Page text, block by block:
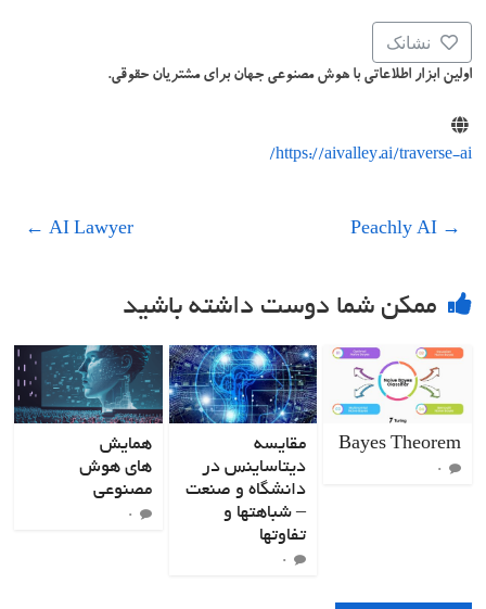
نشانک
اولین ابزار اطلاعاتی با هوش مصنوعی جهان برای مشتریان حقوقی.
https://aivalley.ai/traverse-ai/
→
Peachly AI
AI Lawyer
←
ممکن شما دوست داشته باشید
Bayes Theorem
۰
مقایسه
دیتاساینس در
دانشگاه و صنعت
– شباهتها و
تفاوتها
۰
همایش
های هوش
مصنوعی
۰